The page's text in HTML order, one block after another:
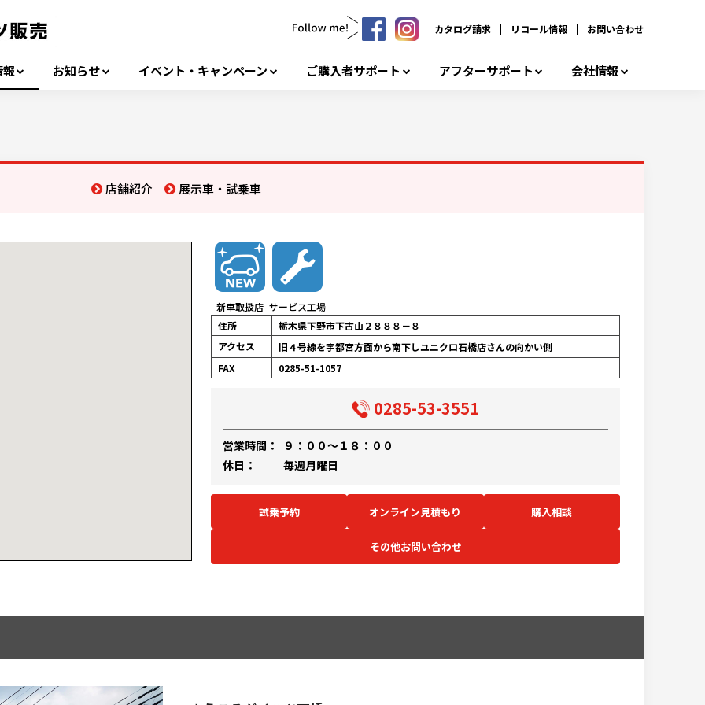
カタログ請求 リコール情報 お問い合わせ
お知らせ イベント・キャンペーン ご購入者サポート アフターサポート 会社情報
店舗紹介 展示車・試乗車
新車取扱店 サービス工場
住所
栃木県下野市下古山２８８８－８
アクセス
旧４号線を宇都宮方面から南下しユニクロ石橋店さんの向かい側
FAX
0285-51-1057
0285-53-3551
営業時間：
９：００～１８：００
休日：
毎週月曜日
試乗予約 オンライン見積もり 購入相談
その他お問い合わせ